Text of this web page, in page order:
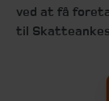
ved at få
til